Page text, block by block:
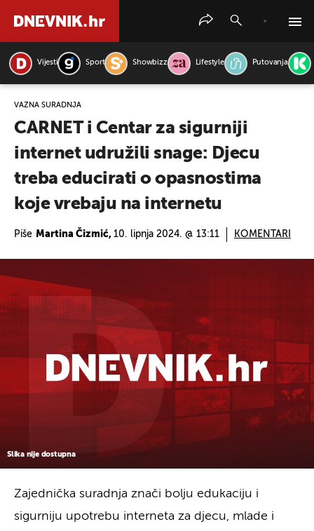
Vijesti Sport Showbizz Lifestyle Putovanja
VAŽNA SURADNJA
CARNET i Centar za sigurniji
internet udružili snage: Djecu
treba educirati o opasnostima
koje vrebaju na internetu
Piše Martina Čizmić, 10. lipnja 2024. @ 13:11 KOMENTARI
Slika nije dostupna
Zajednička suradnja znači bolju edukaciju i
sigurniju upotrebu interneta za djecu, mlade i
PRETRAŽITE VIJESTI